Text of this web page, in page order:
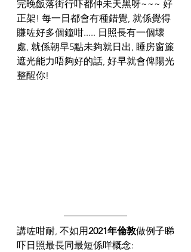
完晚飯落街行吓都仲未天黑呀~~~ 好
正架! 每一日都會有種錯覺, 就係覺得
賺咗好多個鐘咁..... 日照長有一個壞
處, 就係朝早5點未夠就日出, 睡房窗簾
遮光能力唔夠好的話, 好早就會俾陽光
整醒你!
講咗咁耐, 不如用2021年倫敦做例子睇
吓日照最長同最短係咩概念: